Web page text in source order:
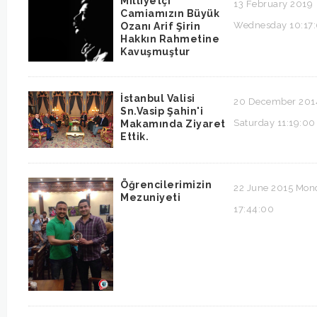
Camiamızın Büyük
Ozanı Arif Şirin
Hakkın Rahmetine
Kavuşmuştur
13 February 2019
Wednesday
İstanbul Valisi
Sn.Vasip Şahin'i
Makamında Ziyaret
Ettik.
20 December
Saturday 11:19:00
Öğrencilerimizin
Mezuniyeti
22 June 2015
17:44:00